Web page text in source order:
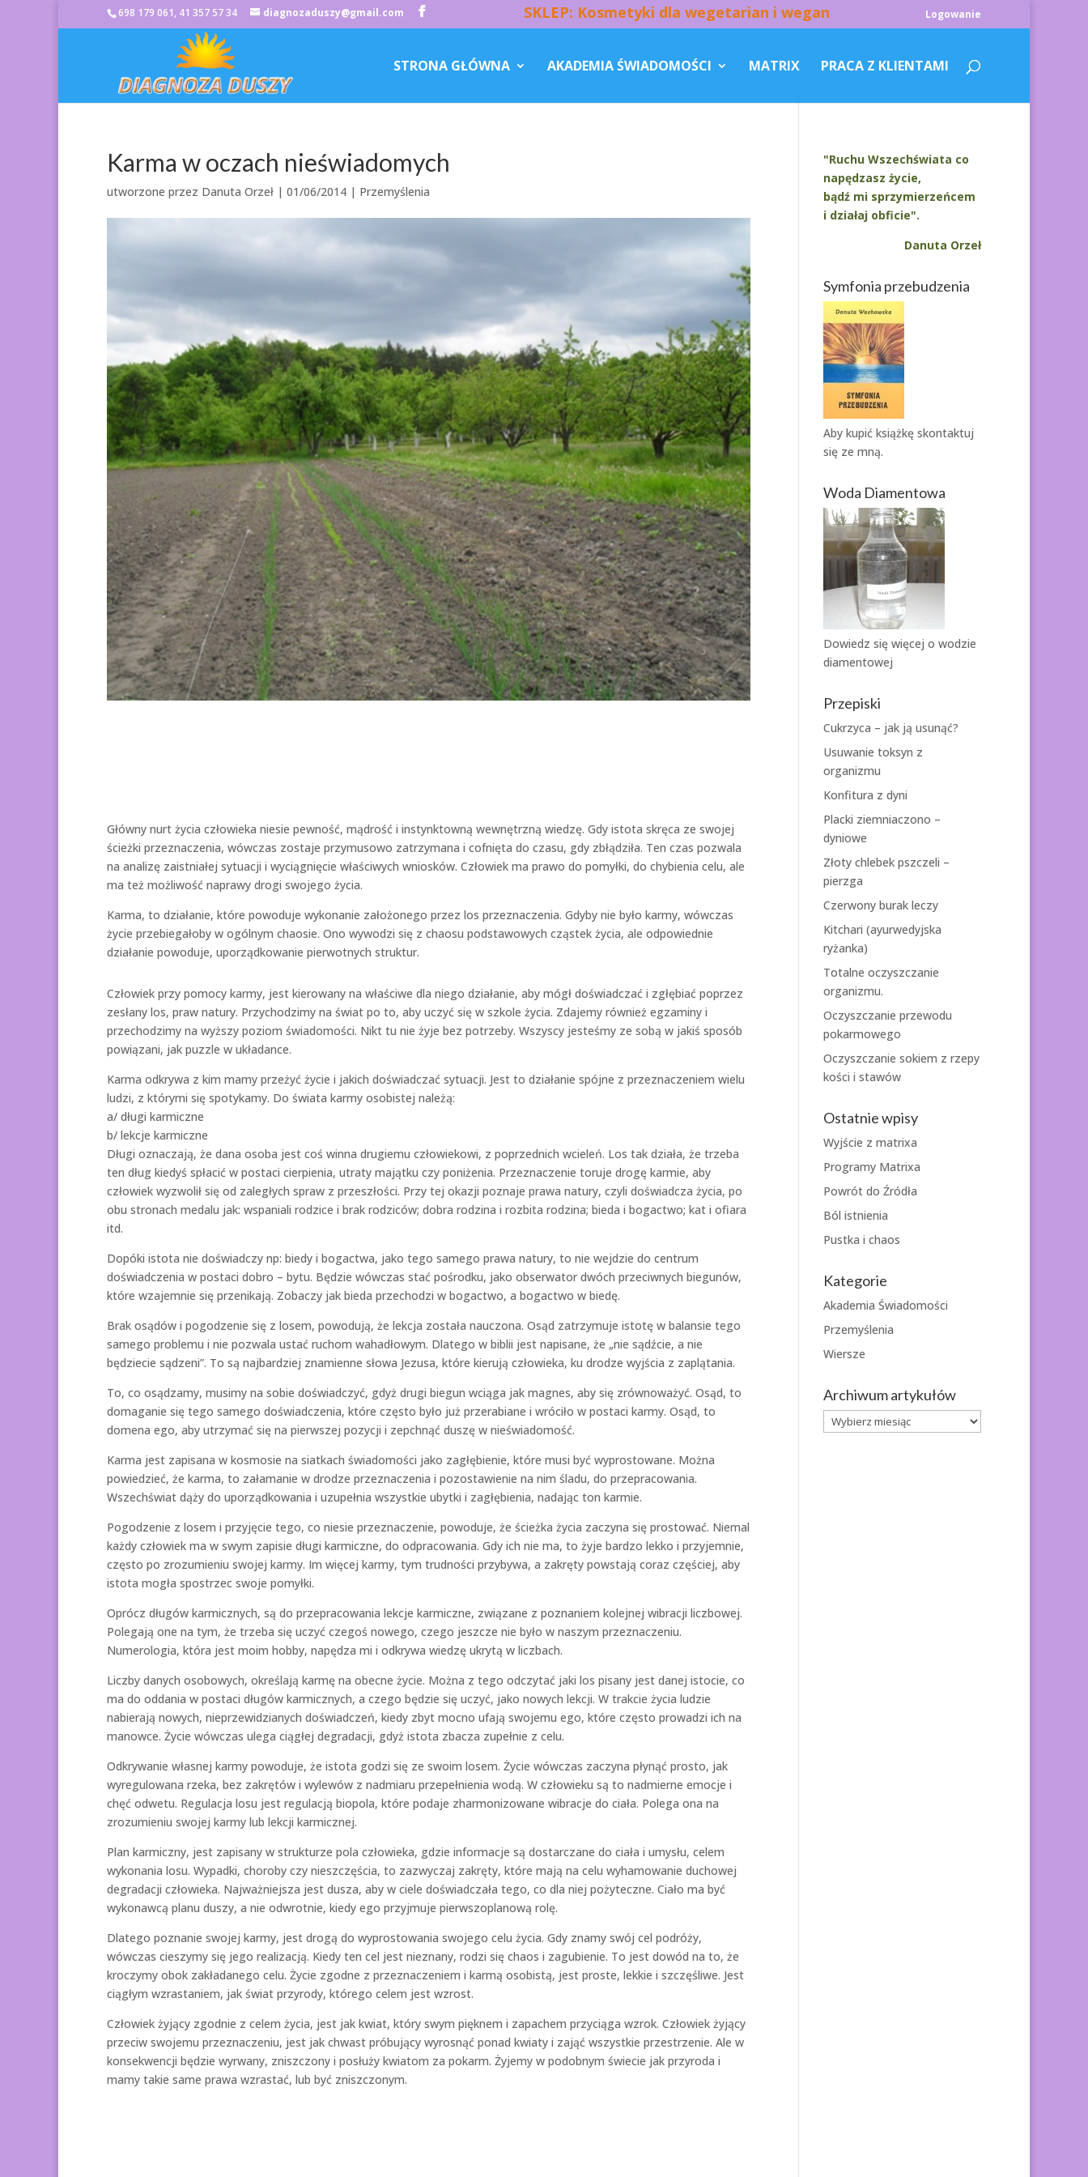
698 179 061, 41 357 57 34 diagnozaduszy@gmail.com SKLEP: Kosmetyki dla wegetarian i wegan Logowanie
STRONA GŁÓWNA AKADEMIA ŚWIADOMOŚCI MATRIX PRACA Z KLIENTAMI
Karma w oczach nieświadomych
utworzone przez Danuta Orzeł | 01/06/2014 | Przemyślenia
Główny nurt życia człowieka niesie pewność, mądrość i instynktowną wewnętrzną wiedzę. Gdy istota skręca ze swojej
ścieżki przeznaczenia, wówczas zostaje przymusowo zatrzymana i cofnięta do czasu, gdy zbłądziła. Ten czas pozwala
na analizę zaistniałej sytuacji i wyciągnięcie właściwych wniosków. Człowiek ma prawo do pomyłki, do chybienia celu, ale
ma też możliwość naprawy drogi swojego życia.
Karma, to działanie, które powoduje wykonanie założonego przez los przeznaczenia. Gdyby nie było karmy, wówczas
życie przebiegałoby w ogólnym chaosie. Ono wywodzi się z chaosu podstawowych cząstek życia, ale odpowiednie
działanie powoduje, uporządkowanie pierwotnych struktur.
Człowiek przy pomocy karmy, jest kierowany na właściwe dla niego działanie, aby mógł doświadczać i zgłębiać poprzez
zesłany los, praw natury. Przychodzimy na świat po to, aby uczyć się w szkole życia. Zdajemy również egzaminy i
przechodzimy na wyższy poziom świadomości. Nikt tu nie żyje bez potrzeby. Wszyscy jesteśmy ze sobą w jakiś sposób
powiązani, jak puzzle w układance.
Karma odkrywa z kim mamy przeżyć życie i jakich doświadczać sytuacji. Jest to działanie spójne z przeznaczeniem wielu
ludzi, z którymi się spotykamy. Do świata karmy osobistej należą:
a/ długi karmiczne
b/ lekcje karmiczne
Długi oznaczają, że dana osoba jest coś winna drugiemu człowiekowi, z poprzednich wcieleń. Los tak działa, że trzeba
ten dług kiedyś spłacić w postaci cierpienia, utraty majątku czy poniżenia. Przeznaczenie toruje drogę karmie, aby
człowiek wyzwolił się od zaległych spraw z przeszłości. Przy tej okazji poznaje prawa natury, czyli doświadcza życia, po
obu stronach medalu jak: wspaniali rodzice i brak rodziców; dobra rodzina i rozbita rodzina; bieda i bogactwo; kat i ofiara
itd.
Dopóki istota nie doświadczy np: biedy i bogactwa, jako tego samego prawa natury, to nie wejdzie do centrum
doświadczenia w postaci dobro – bytu. Będzie wówczas stać pośrodku, jako obserwator dwóch przeciwnych biegunów,
które wzajemnie się przenikają. Zobaczy jak bieda przechodzi w bogactwo, a bogactwo w biedę.
Brak osądów i pogodzenie się z losem, powodują, że lekcja została nauczona. Osąd zatrzymuje istotę w balansie tego
samego problemu i nie pozwala ustać ruchom wahadłowym. Dlatego w biblii jest napisane, że „nie sądźcie, a nie
będziecie sądzeni”. To są najbardziej znamienne słowa Jezusa, które kierują człowieka, ku drodze wyjścia z zaplątania.
To, co osądzamy, musimy na sobie doświadczyć, gdyż drugi biegun wciąga jak magnes, aby się zrównoważyć. Osąd, to
domaganie się tego samego doświadczenia, które często było już przerabiane i wróciło w postaci karmy. Osąd, to
domena ego, aby utrzymać się na pierwszej pozycji i zepchnąć duszę w nieświadomość.
Karma jest zapisana w kosmosie na siatkach świadomości jako zagłębienie, które musi być wyprostowane. Można
powiedzieć, że karma, to załamanie w drodze przeznaczenia i pozostawienie na nim śladu, do przepracowania.
Wszechświat dąży do uporządkowania i uzupełnia wszystkie ubytki i zagłębienia, nadając ton karmie.
Pogodzenie z losem i przyjęcie tego, co niesie przeznaczenie, powoduje, że ścieżka życia zaczyna się prostować. Niemal
każdy człowiek ma w swym zapisie długi karmiczne, do odpracowania. Gdy ich nie ma, to żyje bardzo lekko i przyjemnie,
często po zrozumieniu swojej karmy. Im więcej karmy, tym trudności przybywa, a zakręty powstają coraz częściej, aby
istota mogła spostrzec swoje pomyłki.
Oprócz długów karmicznych, są do przepracowania lekcje karmiczne, związane z poznaniem kolejnej wibracji liczbowej.
Polegają one na tym, że trzeba się uczyć czegoś nowego, czego jeszcze nie było w naszym przeznaczeniu.
Numerologia, która jest moim hobby, napędza mi i odkrywa wiedzę ukrytą w liczbach.
Liczby danych osobowych, określają karmę na obecne życie. Można z tego odczytać jaki los pisany jest danej istocie, co
ma do oddania w postaci długów karmicznych, a czego będzie się uczyć, jako nowych lekcji. W trakcie życia ludzie
nabierają nowych, nieprzewidzianych doświadczeń, kiedy zbyt mocno ufają swojemu ego, które często prowadzi ich na
manowce. Życie wówczas ulega ciągłej degradacji, gdyż istota zbacza zupełnie z celu.
Odkrywanie własnej karmy powoduje, że istota godzi się ze swoim losem. Życie wówczas zaczyna płynąć prosto, jak
wyregulowana rzeka, bez zakrętów i wylewów z nadmiaru przepełnienia wodą. W człowieku są to nadmierne emocje i
chęć odwetu. Regulacja losu jest regulacją biopola, które podaje zharmonizowane wibracje do ciała. Polega ona na
zrozumieniu swojej karmy lub lekcji karmicznej.
Plan karmiczny, jest zapisany w strukturze pola człowieka, gdzie informacje są dostarczane do ciała i umysłu, celem
wykonania losu. Wypadki, choroby czy nieszczęścia, to zazwyczaj zakręty, które mają na celu wyhamowanie duchowej
degradacji człowieka. Najważniejsza jest dusza, aby w ciele doświadczała tego, co dla niej pożyteczne. Ciało ma być
wykonawcą planu duszy, a nie odwrotnie, kiedy ego przyjmuje pierwszoplanową rolę.
Dlatego poznanie swojej karmy, jest drogą do wyprostowania swojego celu życia. Gdy znamy swój cel podróży,
wówczas cieszymy się jego realizacją. Kiedy ten cel jest nieznany, rodzi się chaos i zagubienie. To jest dowód na to, że
kroczymy obok zakładanego celu. Życie zgodne z przeznaczeniem i karmą osobistą, jest proste, lekkie i szczęśliwe. Jest
ciągłym wzrastaniem, jak świat przyrody, którego celem jest wzrost.
Człowiek żyjący zgodnie z celem życia, jest jak kwiat, który swym pięknem i zapachem przyciąga wzrok. Człowiek żyjący
przeciw swojemu przeznaczeniu, jest jak chwast próbujący wyrosnąć ponad kwiaty i zająć wszystkie przestrzenie. Ale w
konsekwencji będzie wyrwany, zniszczony i posłuży kwiatom za pokarm. Żyjemy w podobnym świecie jak przyroda i
mamy takie same prawa wzrastać, lub być zniszczonym.
"Ruchu Wszechświata co
napędzasz życie,
bądź mi sprzymierzeńcem
i działaj obficie".
Danuta Orzeł
Symfonia przebudzenia
Aby kupić książkę skontaktuj
się ze mną.
Woda Diamentowa
Dowiedz się więcej o wodzie
diamentowej
Przepiski
Cukrzyca – jak ją usunąć?
Usuwanie toksyn z
organizmu
Konfitura z dyni
Placki ziemniaczono –
dyniowe
Złoty chlebek pszczeli –
pierzga
Czerwony burak leczy
Kitchari (ayurwedyjska
ryżanka)
Totalne oczyszczanie
organizmu.
Oczyszczanie przewodu
pokarmowego
Oczyszczanie sokiem z rzepy
kości i stawów
Ostatnie wpisy
Wyjście z matrixa
Programy Matrixa
Powrót do Źródła
Ból istnienia
Pustka i chaos
Kategorie
Akademia Świadomości
Przemyślenia
Wiersze
Archiwum artykułów
Archiwum
artykułów